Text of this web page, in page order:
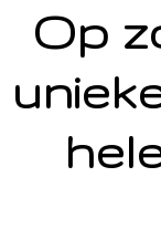
Op